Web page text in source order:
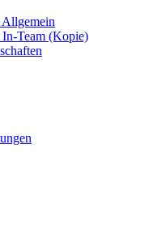
Team (Kopie)